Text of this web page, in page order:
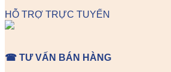
HỖ TRỢ TRỰC TUYẾN
☎ TƯ VẤN BÁN HÀNG